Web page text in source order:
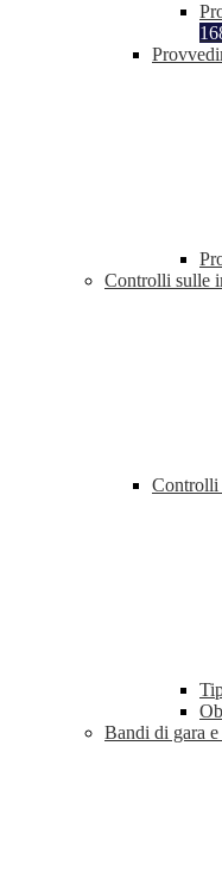
Controlli sulle
Controlli
Bandi di gara